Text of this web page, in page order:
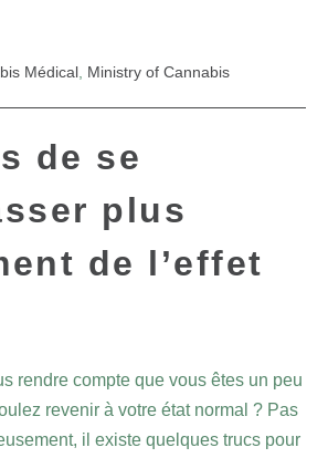
Médical Ministry of Cannabis
de se
plus
de l’effet
rendre compte que vous êtes un peu
revenir à votre état normal ? Pas
il existe quelques trucs pour